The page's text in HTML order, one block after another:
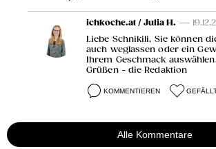
ichkoche.at / Julia H. —
Liebe Schnikili, Sie können
auch weglassen oder ein
Ihrem Geschmack
Grüßen - die Redaktion
KOMMENTIEREN
Alle Kommentare